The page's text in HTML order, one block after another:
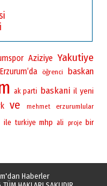
Aziziye Yakutiye
Erzurum’da öğrenci baskan
ak parti baskani il yeni
ve mehmet erzurumlular
ile turkiye mhp ali proje bir
Haberler